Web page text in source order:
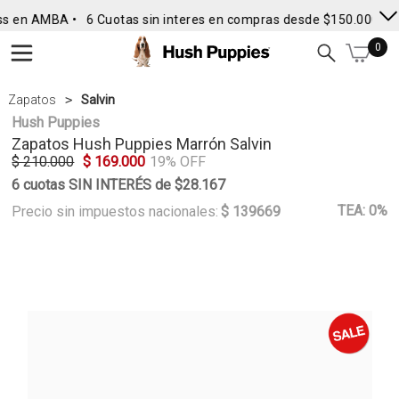
en AMBA • 6 Cuotas sin interes en compras desde $150.000 •
0
Zapatos Salvin
Hush Puppies
Zapatos Hush Puppies Marrón Salvin
$ 210.000 $ 169.000 19% OFF
6 cuotas SIN INTERÉS de $28.167
Precio sin impuestos nacionales: $ 139669 TEA: 0%